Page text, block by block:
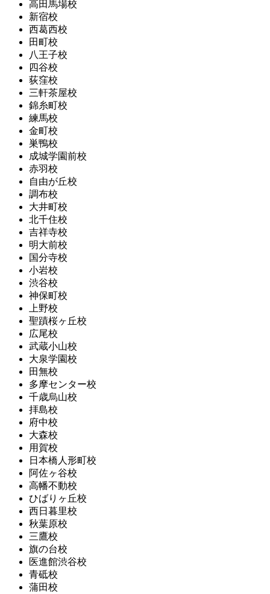
高田馬場校
新宿校
西葛西校
田町校
八王子校
四谷校
荻窪校
三軒茶屋校
錦糸町校
練馬校
金町校
巣鴨校
成城学園前校
赤羽校
自由が丘校
調布校
大井町校
北千住校
吉祥寺校
明大前校
国分寺校
小岩校
渋谷校
神保町校
上野校
聖蹟桜ヶ丘校
広尾校
武蔵小山校
大泉学園校
田無校
多摩センター校
千歳烏山校
拝島校
府中校
大森校
用賀校
日本橋人形町校
阿佐ヶ谷校
高幡不動校
ひばりヶ丘校
西日暮里校
秋葉原校
三鷹校
旗の台校
医進館渋谷校
青砥校
蒲田校